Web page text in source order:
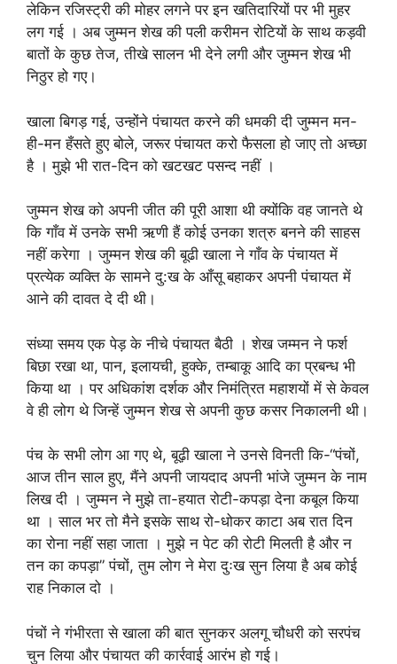
लेकिन रजिस्ट्री की मोहर लगने पर इन खतिदारियों पर भी मुहर
लग गई । अब जुम्मन शेख की पली करीमन रोटियों के साथ कड़वी
बातों के कुछ तेज, तीखे सालन भी देने लगी और जुम्मन शेख भी
निठुर हो गए।
खाला बिगड़ गई, उन्होंने पंचायत करने की धमकी दी जुम्मन मन-
ही-मन हँसते हुए बोले, जरूर पंचायत करो फैसला हो जाए तो अच्छा
है । मुझे भी रात-दिन को खटखट पसन्द नहीं ।
जुम्मन शेख को अपनी जीत की पूरी आशा थी क्योंकि वह जानते थे
कि गाँव में उनके सभी ऋणी हैं कोई उनका शत्रु बनने की साहस
नहीं करेगा । जुम्मन शेख की बूढी खाला ने गाँव के पंचायत में
प्रत्येक व्यक्ति के सामने दु:ख के आँसू बहाकर अपनी पंचायत में
आने की दावत दे दी थी।
संध्या समय एक पेड़ के नीचे पंचायत बैठी । शेख जम्मन ने फर्श
बिछा रखा था, पान, इलायची, हुक्के, तम्बाकू आदि का प्रबन्ध भी
किया था । पर अधिकांश दर्शक और निमंत्रित महाशयों में से केवल
वे ही लोग थे जिन्हें जुम्मन शेख से अपनी कुछ कसर निकालनी थी।
पंच के सभी लोग आ गए थे, बूढ़ी खाला ने उनसे विनती कि-“पंचों,
आज तीन साल हुए, मैंने अपनी जायदाद अपनी भांजे जुम्मन के नाम
लिख दी । जुम्मन ने मुझे ता-हयात रोटी-कपड़ा देना कबूल किया
था । साल भर तो मैने इसके साथ रो-धोकर काटा अब रात दिन
का रोना नहीं सहा जाता । मुझे न पेट की रोटी मिलती है और न
तन का कपड़ा” पंचों, तुम लोग ने मेरा दुःख सुन लिया है अब कोई
राह निकाल दो ।
पंचों ने गंभीरता से खाला की बात सुनकर अलगू चौधरी को सरपंच
चुन लिया और पंचायत की कार्रवाई आरंभ हो गई।